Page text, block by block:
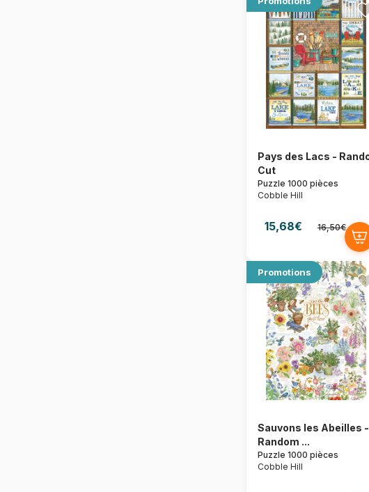
Pays des Lacs -
Cut
Puzzle 1000 pièces
Cobble Hill
15,68€ 16,50€
Promotions
Sauvons les Abeilles -
Random ...
Puzzle 1000 pièces
Cobble Hill